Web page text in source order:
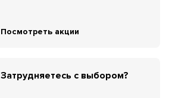
Посмотреть акции
Затрудняетесь с выбором?